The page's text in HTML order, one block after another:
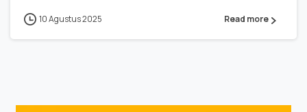
10 Agustus 2025 Read more